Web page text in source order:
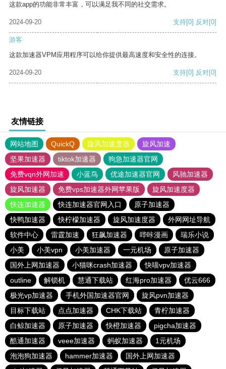
这款app的功能非常丰富，可以满足我不同的社交需求。
2024-09-20 支持[0] 反对[0]
游客
这款加速器VPM应用程序可以给你提供最高速度和安全性的连接。
2024-09-20 支持[0] 反对[0]
友情链接
网站地图 QuickQ 旋风加速度器
旋风加速
坚果加速器
tiktok加速器
狗急加速器官网
免费vqn外网加速
小蓝鸟 优途加速器官网
风驰加速器
旋风加速器
免费vps加速器外网苹果版
旋风加速度器
快连加速器
快连加速器官网入口
原子加速器
快鸭加速器
快柠檬加速器 旋风加速度器
外网网址导航
软件中心
雷霆加速 狂飙加速器 哔咔漫画
瑞乐小说
小美
小美vpn 小美加速器 一元机场
原子加速器
国外上网加速器
小猫咪crash加速器
快喵vpv加速器
outline
解锁机 慧通下载站 红海pro加速器
优云666
极光vp加速器
手机外国加速器官网
旋风pvn加速器
目标下载站
点点加速器 CHK下载站
青柠加速器
白鲸加速器
原子加速器 快橙加速器
pigcha加速器
酷通加速器
veee加速器 蚂蚁加速器
1元机场
泡泡狗加速器
hammer加速器
国外上网加速器